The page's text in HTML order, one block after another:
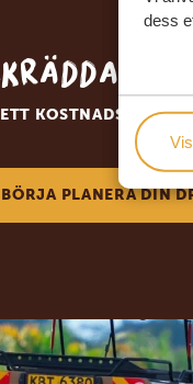
dess
KOSTNADSFRITT
BÖRJA PLANERA DIN